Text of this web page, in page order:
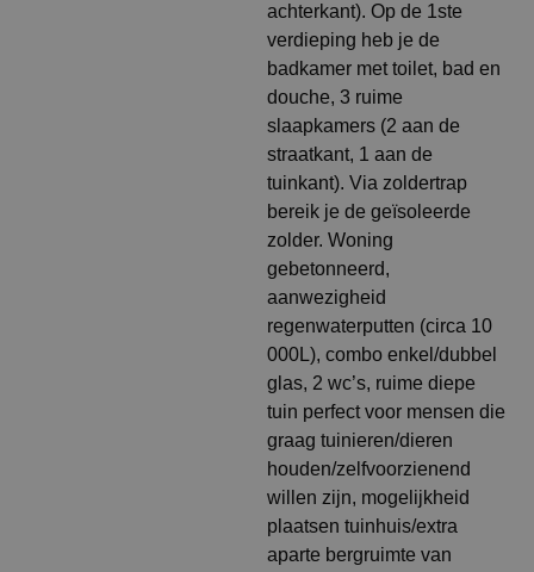
achterkant). Op de 1ste
verdieping heb je de
badkamer met toilet, bad en
douche, 3 ruime
slaapkamers (2 aan de
straatkant, 1 aan de
tuinkant). Via zoldertrap
bereik je de geïsoleerde
zolder. Woning
gebetonneerd,
aanwezigheid
regenwaterputten (circa 10
000L), combo enkel/dubbel
glas, 2 wc’s, ruime diepe
tuin perfect voor mensen die
graag tuinieren/dieren
houden/zelfvoorzienend
willen zijn, mogelijkheid
plaatsen tuinhuis/extra
aparte bergruimte van